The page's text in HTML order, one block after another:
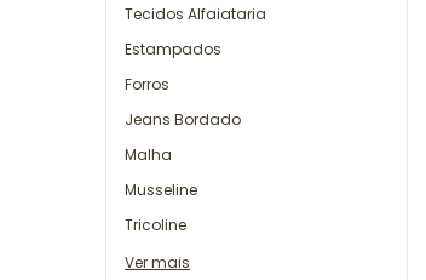
Tecidos Alfaiataria
Estampados
Forros
Jeans Bordado
Malha
Musseline
Tricoline
Ver mais